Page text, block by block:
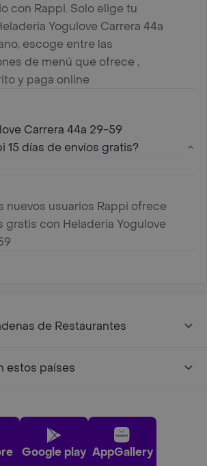
con Rappi. Solo elige tu
Yogulove Carrera 44a
escoge entre las
de menú que ofrece ,
y paga online
Carrera 44a 29-59
15 días de envíos gratis?
nuevos usuarios Rappi ofrece
gratis con Heladeria Yogulove
de Restaurantes
estos países
Google play AppGallery